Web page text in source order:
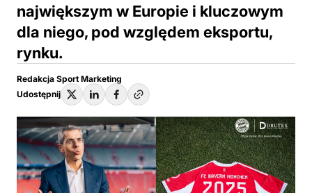
największym w Europie i kluczowym
dla niego, pod względem eksportu,
rynku.
Redakcja Sport Marketing
Udostępnij